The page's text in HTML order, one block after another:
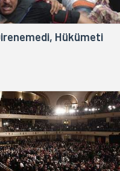
Hükümeti